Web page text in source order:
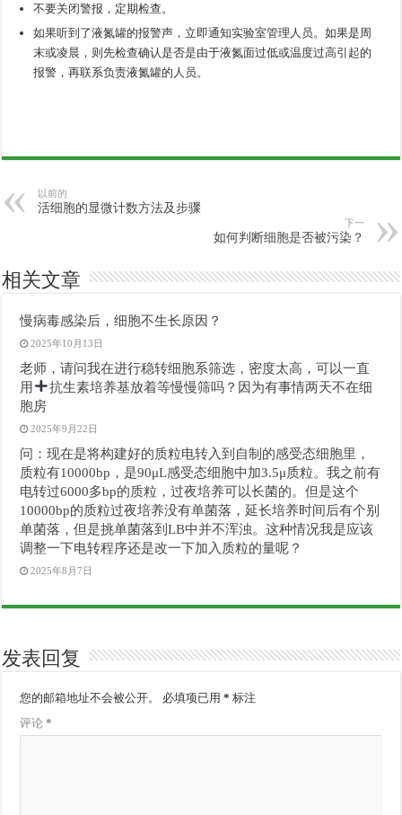
不要关闭警报，定期检查。
如果听到了液氮罐的报警声，立即通知实验室管理人员。如果是周
末或凌晨，则先检查确认是否是由于液氮面过低或温度过高引起的
报警，再联系负责液氮罐的人员。
以前的
活细胞的显微计数方法及步骤
下一
如何判断细胞是否被污染？
相关文章
慢病毒感染后，细胞不生长原因？
2025年10月13日
老师，请问我在进行稳转细胞系筛选，密度太高，可以一直
用
抗生素培养基放着等慢慢筛吗？因为有事情两天不在细
胞房
2025年9月22日
问：现在是将构建好的质粒电转入到自制的感受态细胞里，
质粒有10000bp，是90μL感受态细胞中加3.5μ质粒。我之前有
电转过6000多bp的质粒，过夜培养可以长菌的。但是这个
10000bp的质粒过夜培养没有单菌落，延长培养时间后有个别
单菌落，但是挑单菌落到LB中并不浑浊。这种情况我是应该
调整一下电转程序还是改一下加入质粒的量呢？
2025年8月7日
发表回复
您的邮箱地址不会被公开。 必填项已用* 标注
评论*